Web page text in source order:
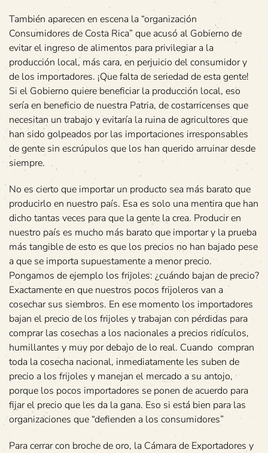
También aparecen en escena la “organización
Consumidores de Costa Rica” que acusó al Gobierno de
evitar el ingreso de alimentos para privilegiar a la
producción local, más cara, en perjuicio del consumidor y
de los importadores. ¡Que falta de seriedad de esta gente!
Si el Gobierno quiere beneficiar la producción local, eso
sería en beneficio de nuestra Patria, de costarricenses que
necesitan un trabajo y evitaría la ruina de agricultores que
han sido golpeados por las importaciones irresponsables
de gente sin escrúpulos que los han querido arruinar desde
siempre.
No es cierto que importar un producto sea más barato que
producirlo en nuestro país. Esa es solo una mentira que han
dicho tantas veces para que la gente la crea. Producir en
nuestro país es mucho más barato que importar y la prueba
más tangible de esto es que los precios no han bajado pese
a que se importa supuestamente a menor precio.
Pongamos de ejemplo los frijoles: ¿cuándo bajan de precio?
Exactamente en que nuestros pocos frijoleros van a
cosechar sus siembros. En ese momento los importadores
bajan el precio de los frijoles y trabajan con pérdidas para
comprar las cosechas a los nacionales a precios ridículos,
humillantes y muy por debajo de lo real. Cuando compran
toda la cosecha nacional, inmediatamente les suben de
precio a los frijoles y manejan el mercado a su antojo,
porque los pocos importadores se ponen de acuerdo para
fijar el precio que les da la gana. Eso si está bien para las
organizaciones que “defienden a los consumidores”
Para cerrar con broche de oro, la Cámara de Exportadores y